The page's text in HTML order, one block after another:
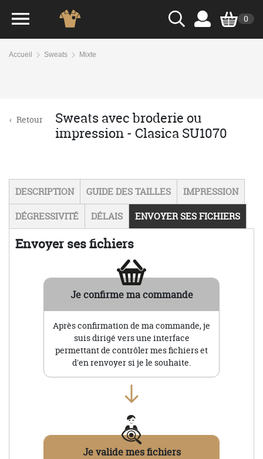
0
Accueil Sweats Mixte
‹ Retour
Sweats avec broderie ou
impression - Clasica SU1070
DESCRIPTION GUIDE DES TAILLES
IMPRESSION
DÉGRESSIVITÉ
DÉLAIS ENVOYER SES FICHIERS
Envoyer ses fichiers
Je confirme ma commande
Après confirmation de ma commande, je
suis dirigé vers une interface
permettant de contrôler mes fichiers et
d'en renvoyer si je le souhaite.
Je valide mes fichiers